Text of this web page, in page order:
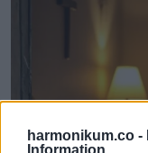
harmonikum.co -
Information